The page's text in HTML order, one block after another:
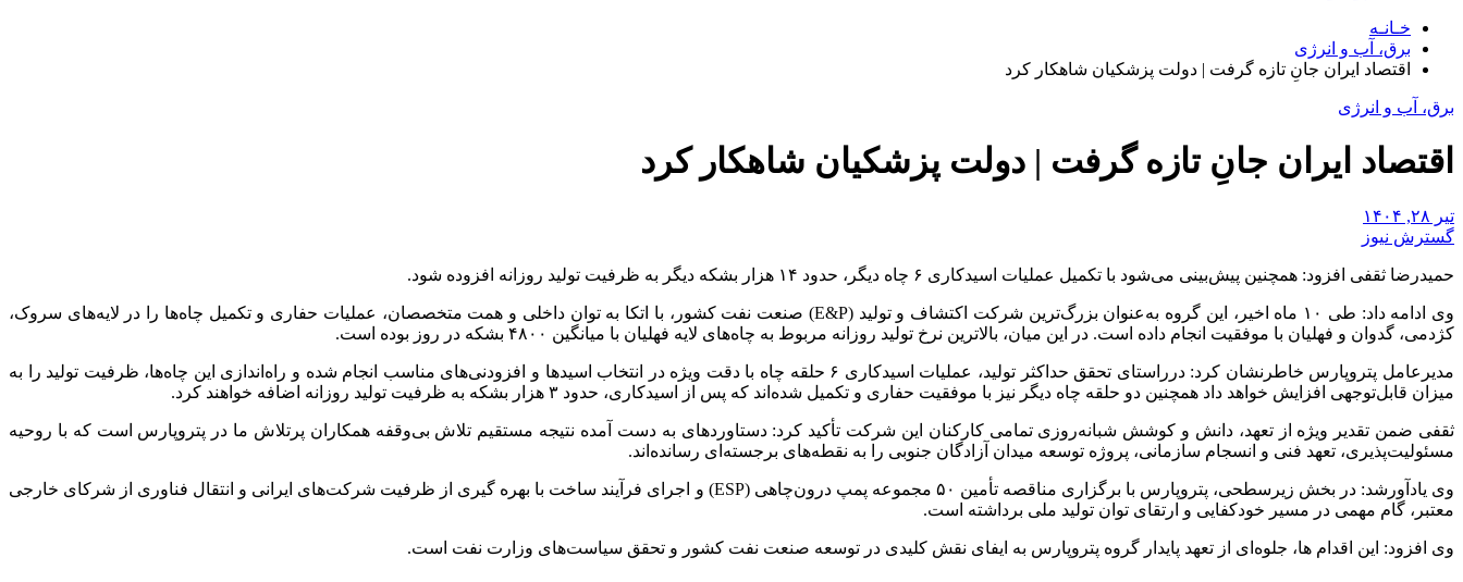
خـانـه
برق، آب و انرژی
اقتصاد ایران جانِ تازه گرفت | دولت پزشکیان شاهکار کرد
برق، آب و انرژی
اقتصاد ایران جانِ تازه گرفت | دولت پزشکیان شاهکار کرد
تیر ۲۸, ۱۴۰۴
گسترش نیوز
حمیدرضا ثقفی افزود: همچنین پیش‌بینی می‌شود با تکمیل عملیات اسیدکاری ۶ چاه دیگر، حدود ۱۴ هزار بشکه دیگر به ظرفیت تولید روزانه افزوده شود.
وی ادامه داد: طی ۱۰ ماه اخیر، این گروه به‌عنوان بزرگ‌ترین شرکت اکتشاف و تولید (E&P) صنعت نفت کشور، با اتکا به توان داخلی و همت متخصصان، عملیات حفاری و تکمیل چاه‌ها را در لایه‌های سروک،
کژدمی، گدوان و فهلیان با موفقیت انجام داده است. در این میان، بالاترین نرخ تولید روزانه مربوط به چاه‌های لایه فهلیان با میانگین ۴۸۰۰ بشکه در روز بوده است.
مدیرعامل پتروپارس خاطرنشان کرد: درراستای تحقق حداکثر تولید، عملیات اسیدکاری ۶ حلقه چاه با دقت ویژه در انتخاب اسیدها و افزودنی‌های مناسب انجام شده و راه‌اندازی این چاه‌ها، ظرفیت تولید را به
میزان قابل‌توجهی افزایش خواهد داد همچنین دو حلقه چاه دیگر نیز با موفقیت حفاری و تکمیل شده‌اند که پس از اسیدکاری، حدود ۳ هزار بشکه به ظرفیت تولید روزانه اضافه خواهند کرد.
ثقفی ضمن تقدیر ویژه از تعهد، دانش و کوشش شبانه‌روزی تمامی کارکنان این شرکت تأکید کرد: دستاوردهای به‌ دست ‌آمده نتیجه مستقیم تلاش‌ بی‌وقفه همکاران پرتلاش ما در پتروپارس است که با روحیه
مسئولیت‌پذیری، تعهد فنی و انسجام سازمانی، پروژه توسعه میدان آزادگان جنوبی را به نقطه‌های برجسته‌ای رسانده‌اند.
وی یادآورشد: در بخش زیرسطحی، پتروپارس با برگزاری مناقصه تأمین ۵۰ مجموعه پمپ درون‌چاهی (ESP) و اجرای فرآیند ساخت با بهره ‌گیری از ظرفیت شرکت‌های ایرانی و انتقال فناوری از شرکای خارجی
معتبر، گام مهمی در مسیر خودکفایی و ارتقای توان تولید ملی برداشته است.
وی افزود: این اقدام ها، جلوه‌ای از تعهد پایدار گروه پتروپارس به ایفای نقش کلیدی در توسعه صنعت نفت کشور و تحقق سیاست‌های وزارت نفت است.